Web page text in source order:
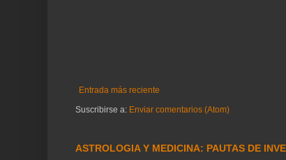
Entrada más reciente
Suscribirse a: Enviar comentarios (Atom)
ASTROLOGIA Y MEDICINA: PAUTAS DE